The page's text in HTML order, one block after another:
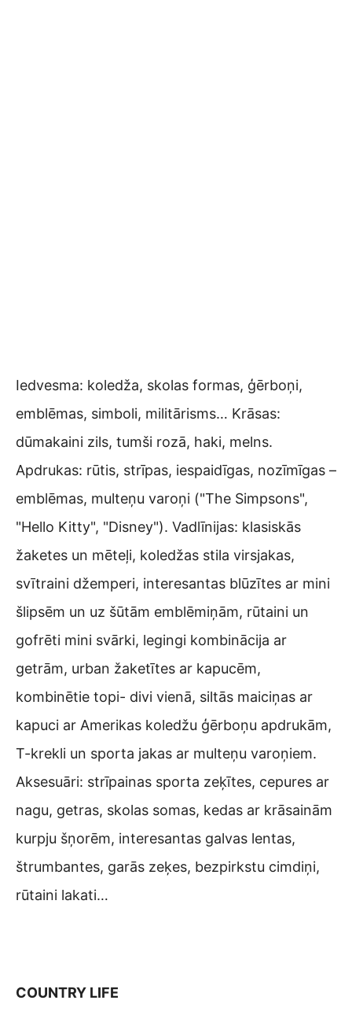
Iedvesma: koledža, skolas formas, ģērboņi,
emblēmas, simboli, militārisms… Krāsas:
dūmakaini zils, tumši rozā, haki, melns.
Apdrukas: rūtis, strīpas, iespaidīgas, nozīmīgas –
emblēmas, multeņu varoņi ("The Simpsons",
"Hello Kitty", "Disney"). Vadlīnijas: klasiskās
žaketes un mēteļi, koledžas stila virsjakas,
svītraini džemperi, interesantas blūzītes ar mini
šlipsēm un uz šūtām emblēmiņām, rūtaini un
gofrēti mini svārki, legingi kombinācija ar
getrām, urban žaketītes ar kapucēm,
kombinētie topi- divi vienā, siltās maiciņas ar
kapuci ar Amerikas koledžu ģērboņu apdrukām,
T-krekli un sporta jakas ar multeņu varoņiem.
Aksesuāri: strīpainas sporta zeķītes, cepures ar
nagu, getras, skolas somas, kedas ar krāsainām
kurpju šņorēm, interesantas galvas lentas,
štrumbantes, garās zeķes, bezpirkstu cimdiņi,
rūtaini lakati…
COUNTRY LIFE